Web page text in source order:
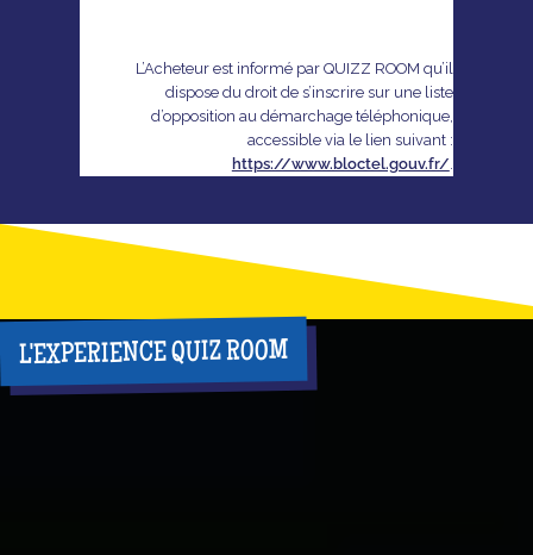
L’Acheteur est informé par QUIZZ ROOM qu’il
dispose du droit de s’inscrire sur une liste
d’opposition au démarchage téléphonique,
accessible via le lien suivant :
https://www.bloctel.gouv.fr/.
L'EXPERIENCE QUIZ ROOM